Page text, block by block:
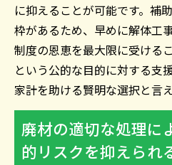
に抑えることが可能です。補
枠があるため、早めに解体工
制度の恩恵を最大限に受ける
という公的な目的に対する支
家計を助ける賢明な選択と言え
廃材の適切な処理に
的リスクを抑えられ